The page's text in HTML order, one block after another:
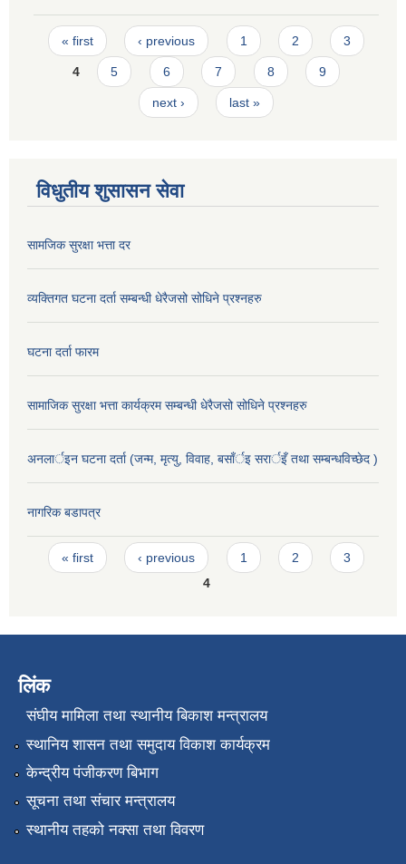
Pages
« first ‹ previous 1 2 3
4 5 6 7 8 9
next › last »
विधुतीय शुसासन सेवा
सामजिक सुरक्षा भत्ता दर
व्यक्तिगत घटना दर्ता सम्बन्धी धेरैजसो सोधिने प्रश्नहरु
घटना दर्ता फारम
सामाजिक सुरक्षा भत्ता कार्यक्रम सम्बन्धी धेरैजसो सोधिने प्रश्नहरु
अनलार्इन घटना दर्ता (जन्म, मृत्यु, विवाह, बसाँर्इ सरार्इँ तथा सम्बन्धविच्छेद )
नागरिक बडापत्र
Pages
« first ‹ previous 1 2
3
4
लिंक
संघीय मामिला तथा स्थानीय बिकाश मन्त्रालय
स्थानिय शासन तथा समुदाय विकाश कार्यक्रम
केन्द्रीय पंजीकरण बिभाग
सूचना तथा संचार मन्त्रालय
स्थानीय तहको नक्सा तथा विवरण